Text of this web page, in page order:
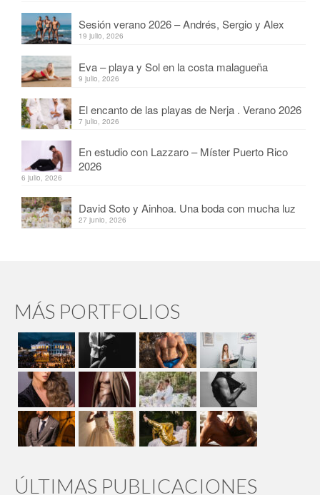
Sesión verano 2026 – Andrés, Sergio y Alex
19 julio, 2026
Eva – playa y Sol en la costa malagueña
9 julio, 2026
El encanto de las playas de Nerja . Verano 2026
7 julio, 2026
En estudio con Lazzaro – Míster Puerto Rico
2026
6 julio, 2026
David Soto y Ainhoa. Una boda con mucha luz
27 junio, 2026
MÁS PORTFOLIOS
ÚLTIMAS PUBLICACIONES